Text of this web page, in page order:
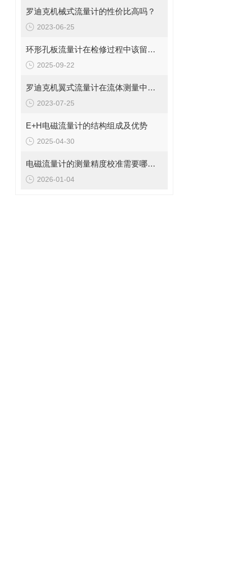
罗迪克机械式流量计的性价比高吗？
2023-06-25
环形孔板流量计在检修过程中该留意的事项
2025-09-22
罗迪克机翼式流量计在流体测量中的重要性
2023-07-25
E+H电磁流量计的结构组成及优势
2025-04-30
电磁流量计的测量精度校准需要哪些工具和设备?
2026-01-04